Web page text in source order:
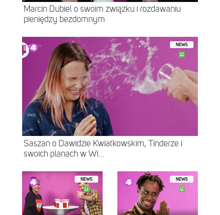
Marcin Dubiel o swoim związku i rozdawaniu
pieniędzy bezdomnym
NEWS
Saszan o Dawidzie Kwiatkowskim, Tinderze i
swoich planach w Wi...
NEWS NEWS